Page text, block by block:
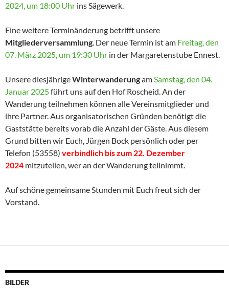
2024, um 18:00 Uhr ins Sägewerk.
Eine weitere Terminänderung betrifft unsere
Mitgliederversammlung. Der neue Termin ist am Freitag, den
07. März 2025, um 19:30 Uhr in der Margaretenstube Ennest.
Unsere diesjährigeWinterwanderungamSamstag, den 04.
Januar 2025führt uns auf den Hof Roscheid. An der
Wanderung teilnehmen können alle Vereinsmitglieder und
ihre Partner. Aus organisatorischen Gründen benötigt die
Gaststätte bereits vorab die Anzahl der Gäste. Aus diesem
Grund bitten wir Euch, Jürgen Bock persönlich oder per
Telefon (53558) verbindlich bis zum 22. Dezember
2024 mitzuteilen, wer an der Wanderung teilnimmt.
Auf schöne gemeinsame Stunden mit Euch freut sich der
Vorstand.
BILDER